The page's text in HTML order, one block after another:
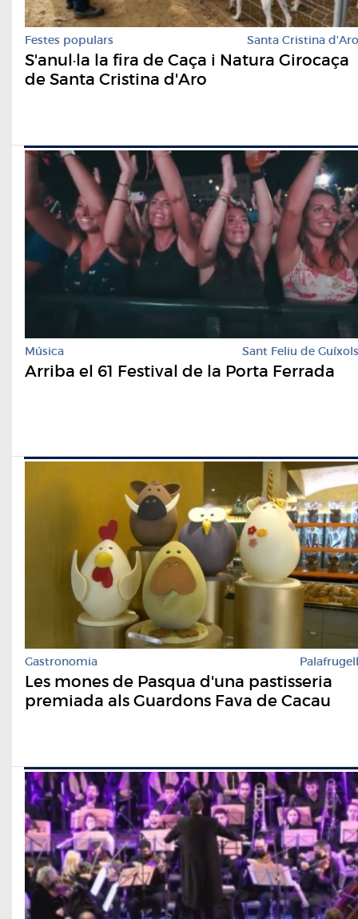
Festes populars Santa Cristina d'Aro
S'anul·la la fira de Caça i Natura Girocaça
de Santa Cristina d'Aro
Música Sant Feliu de Guíxols
Arriba el 61 Festival de la Porta Ferrada
Gastronomia Palafrugell
Les mones de Pasqua d'una pastisseria
premiada als Guardons Fava de Cacau